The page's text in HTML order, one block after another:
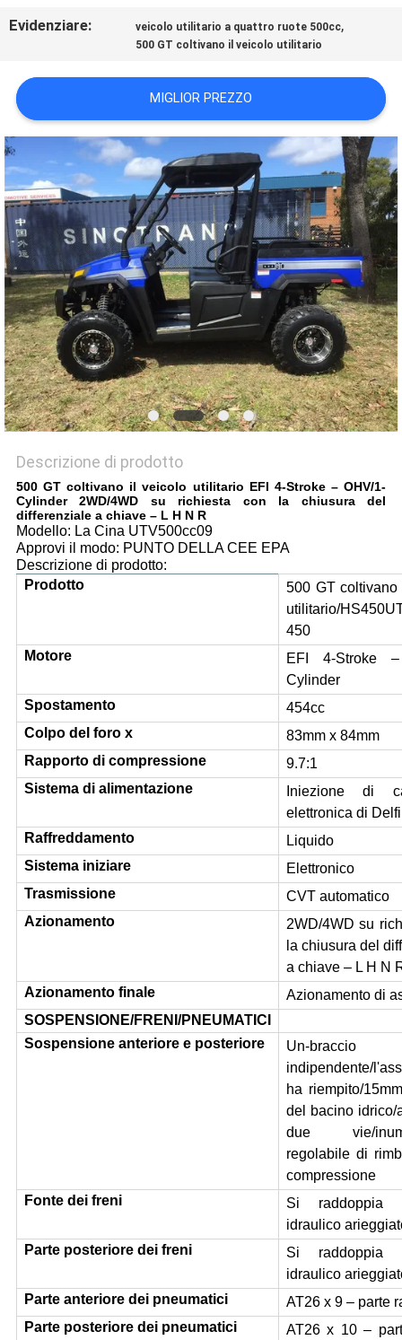
MAPPA
DEL
SITO
POLITICA
SULLA
PRIVACY
Evidenziare: veicolo utilitario a quattro ruote 500cc,
500 GT coltivano il veicolo utilitario
MIGLIOR PREZZO
Descrizione di prodotto
500 GT coltivano il veicolo utilitario EFI 4-Stroke – OHV/1-
Cylinder 2WD/4WD su richiesta con la chiusura del
differenziale a chiave – L H N R
Modello: La Cina UTV500cc09
Approvi il modo: PUNTO DELLA CEE EPA
Descrizione di prodotto:
Prodotto
500 GT
utilitario/
450
Motore
EFI 4-Stroke
Cylinder
Spostamento
454cc
Colpo del foro x
83mm x 84mm
Rapporto di compressione
9.7:1
Sistema di alimentazione
Iniezione di
elettronica di Delfi
Raffreddamento
Liquido
Sistema iniziare
Elettronico
Trasmissione
CVT automatico
Azionamento
2WD/4WD su
la chiusura del
a chiave – L H N
Azionamento finale
Azionamento di
SOSPENSIONE/FRENI/PNEUMATICI
Sospensione anteriore e posteriore
Un-braccio
indipendente/
ha riempito/
del bacino idrico/
due vie/
regolabile di
compressione
Fonte dei freni
Si raddoppia
idraulico
Parte posteriore dei freni
Si raddoppia
idraulico
Parte anteriore dei pneumatici
AT26 x 9 – parte
Parte posteriore dei pneumatici
AT26 x 10 –